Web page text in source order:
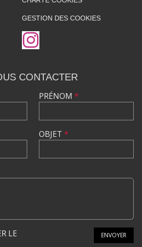
GESTION DES COOKIES
CONTACTER
PRÉNOM *
OBJET *
LE
ENVOYER